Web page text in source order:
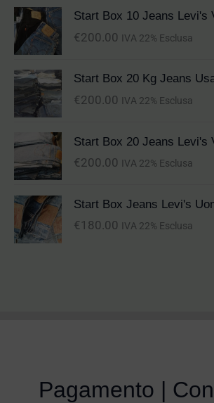
Start Box 10 Jeans Levi's
€200.00 IVA 22% Esclusa
Start Box 20 Kg Jeans
€200.00 IVA 22% Esclusa
Start Box 20 Jeans Levi's
€200.00 IVA 22% Esclusa
Start Box Jeans Levi's
€ 180.00 IVA 22% Esclusa
Pagamento |